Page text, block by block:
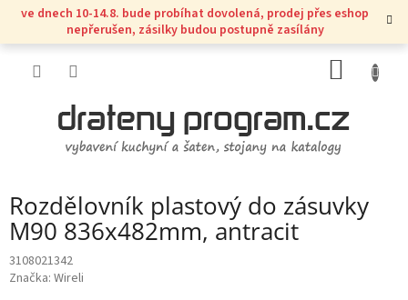
Přejít
obsah
ve dnech 10-14.8. bude probíhat dovolená, prodej přes eshop
nepřerušen, zásilky budou postupně zasílány
KOŠÍK
Rozdělovník plastový do zásuvky
M90 836x482mm, antracit
3108021342
Značka: Wireli